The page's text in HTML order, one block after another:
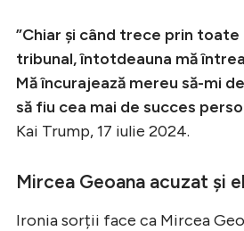
”Chiar și când trece prin
tribunal, întotdeauna mă
Mă încurajează mereu să-mi
să fiu cea mai de succes
Kai Trump, 17 iulie 2024.
Mircea Geoana acuzat și
Ironia sorții face ca Mircea